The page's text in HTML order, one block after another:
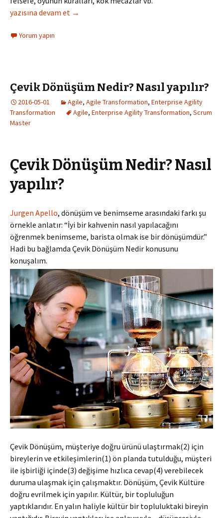
Çevikliği Benimseme ve Çevik Dönüşüm
yazısına devam et →
Yorum yapın
Çevik Dönüşüm Nedir? Nasıl yapılır?
2016-05-01 Agile, Agile Transformation, Enterprise Agility
Transformation
Agile, Enterprise Agility Transformation, Scrum
Master
Çevik Dönüşüm Nedir? Nasıl
yapılır?
Jurgen Apello, dönüşüm ve benimseme arasındaki farkı şu
örnekle anlatır: “İyi bir kahvenin nasıl yapılacağını
öğrenmek benimseme, barista olmak ise bir dönüşümdür.”
Hadi bu bağlamda Çevik Dönüşüm Nedir konusunu
konuşalım.
Çevik Dönüşüm, müşteriye doğru ürünü ulaştırmak(2) için
bireylerin ve etkileşimlerin(1) ön planda tutulduğu, müşteri
ile işbirliği içinde(3) değişime hızlıca cevap(4) verebilecek
duruma ulaşmak için çalışmaktır. Dönüşüm, Çevik Kültüre
doğru evrilmek için yapılır. Kültür, bir topluluğun
yaptıklarıdır. En yalın haliyle kültür bir topluluktaki bireyin